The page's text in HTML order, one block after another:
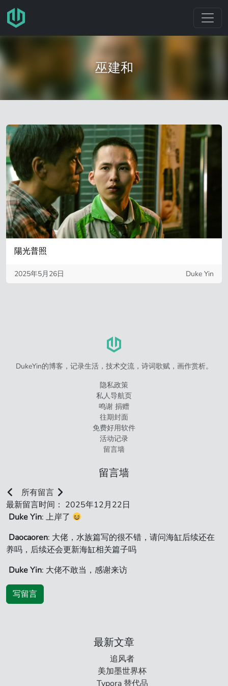
跳转至主要内容
巫建和
陽光普照
2025年5月26日 Duke Yin
DukeYin的博客，记录生活，技术交流，诗词歌赋，画作赏析。
隐私政策
私人导航页
鸣谢 捐赠
往期封面
免费好用软件
活动记录
留言墙
留言墙
所有留言
最新留言时间： 2025年12月22日
Duke Yin: 上岸了
Daocaoren: 大佬，水族篇写的很不错，请问海缸后续还在
养吗，后续还会更新海缸相关篇子吗
Duke Yin: 大佬不敢当，感谢来访
写留言
最新文章
追风者
美加墨世界杯
Typora 替代品